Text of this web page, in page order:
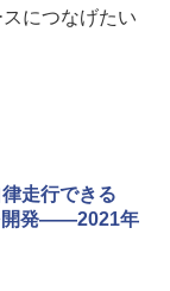
につなげたい
走行できる
開発――2021年